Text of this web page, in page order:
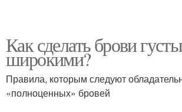
Как сделать брови
широкими?
Правила, которым следуют
«полноценных» бровей